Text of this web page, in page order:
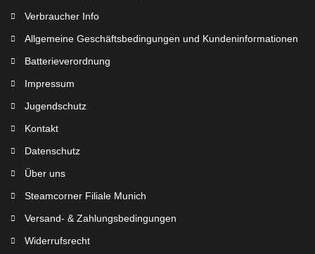
Verbraucher Info
Allgemeine Geschäftsbedingungen und Kundeninformationen
Batterieverordnung
Impressum
Jugendschutz
Kontakt
Datenschutz
Über uns
Steamcorner Filiale Munich
Versand- & Zahlungsbedingungen
Widerrufsrecht